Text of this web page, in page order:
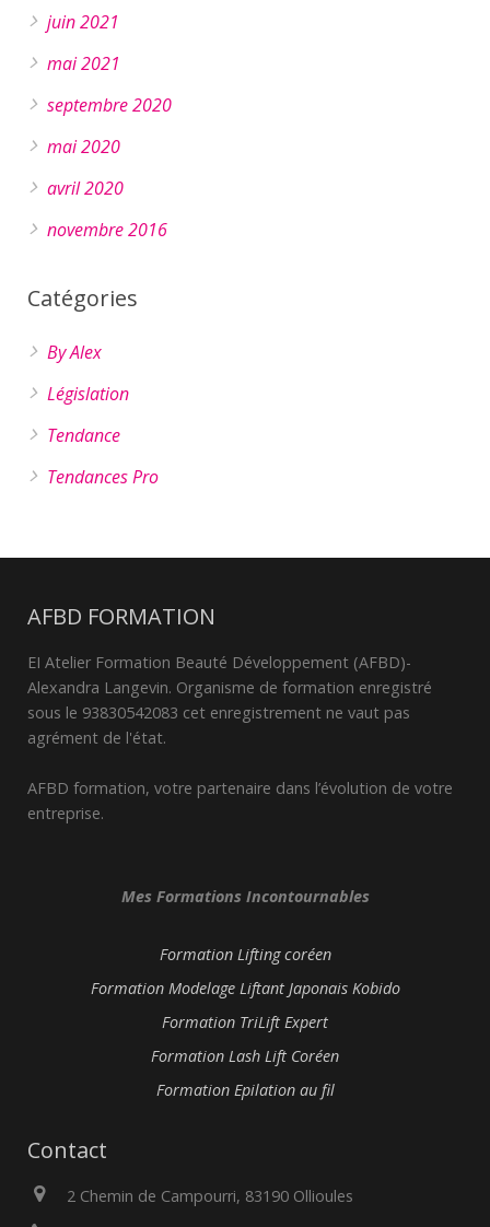
juin 2021
mai 2021
septembre 2020
mai 2020
avril 2020
novembre 2016
Catégories
By Alex
Législation
Tendance
Tendances Pro
AFBD FORMATION
EI Atelier Formation Beauté Développement (AFBD)-
Alexandra Langevin. Organisme de formation enregistré
sous le 93830542083 cet enregistrement ne vaut pas
agrément de l'état.
AFBD formation, votre partenaire dans l’évolution de votre
entreprise.
Mes Formations Incontournables
Formation Lifting coréen
Formation Modelage Liftant Japonais Kobido
Formation TriLift Expert
Formation Lash Lift Coréen
Formation Epilation au fil
Contact
2 Chemin de Campourri, 83190 Ollioules